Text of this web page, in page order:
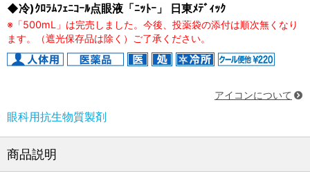
◆冷)ｸﾛﾗﾑﾌｪﾆｺｰﾙ点眼液「ﾆｯﾄｰ」 日東ﾒﾃﾞｨｯｸ
※「500mL」は完売しました。今後、投薬袋の添付は順次無くなり
ます。（遮光保存品は除く）ご了承ください。
アイコンについて
眼科用抗生物質製剤
商品説明